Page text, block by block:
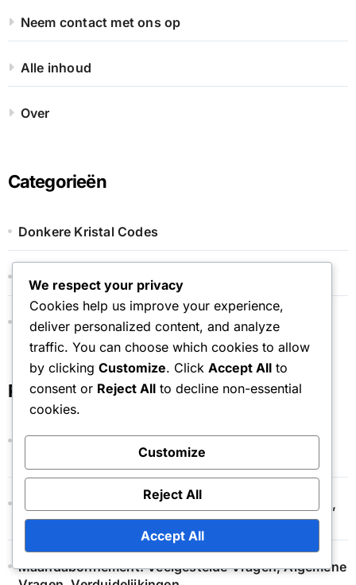
Neem contact met ons op
Alle inhoud
Over
Categorieën
Donkere Kristal Codes
Evenement Token Winkel Prijzen
Maandelijkse Pas Bonussen
Recente berichten
Donkere Kristal Codes: Impact op gameplay,
Voordelen, Nadelen
Event Token Winkel: Veelvoorkomende Problemen,
Probleemoplossing, Ondersteuning
Maandabonnement: Veelgestelde Vragen, Algemene
We respect your privacy
Cookies help us improve your experience,
deliver personalized content, and analyze
traffic. You can choose which cookies to allow
by clicking Customize. Click Accept All to
consent or Reject All to decline non-essential
cookies.
Customize
Reject All
Accept All